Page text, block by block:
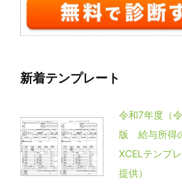
新着テンプレート
令和7年度（
版 給与所得
XCELテンプ
提供）